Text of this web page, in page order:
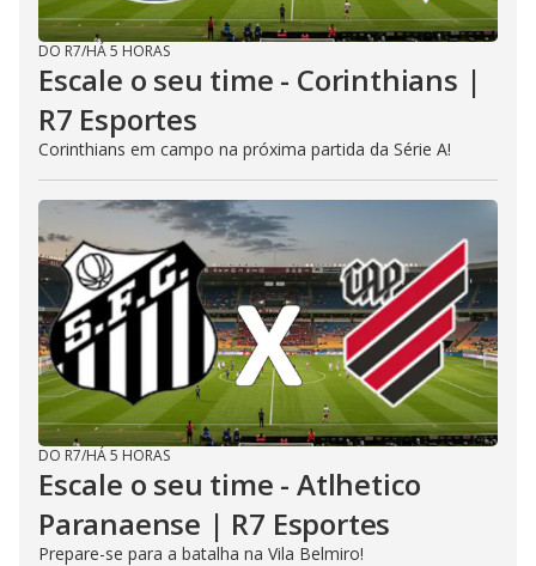
DO R7/HÁ 5 HORAS
Escale o seu time - Corinthians |
R7 Esportes
Corinthians em campo na próxima partida da Série A!
DO R7/HÁ 5 HORAS
Escale o seu time - Atlhetico
Paranaense | R7 Esportes
Prepare-se para a batalha na Vila Belmiro!